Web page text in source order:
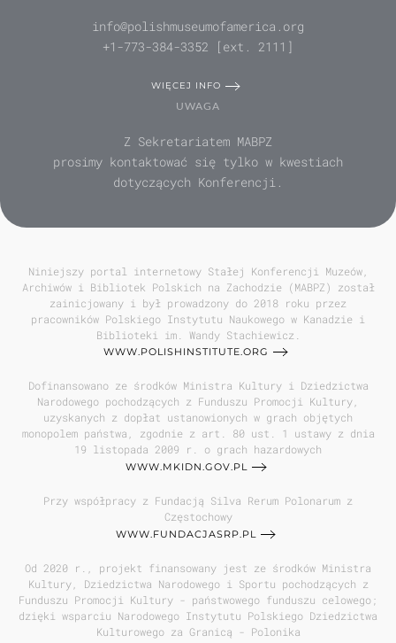
info@polishmuseumofamerica.org
+1-773-384-3352 [ext. 2111]
WIĘCEJ INFO
UWAGA
Z Sekretariatem MABPZ
prosimy kontaktować się tylko w kwestiach
dotyczących Konferencji.
Niniejszy portal internetowy Stałej Konferencji Muzeów,
Archiwów i Bibliotek Polskich na Zachodzie (MABPZ) został
zainicjowany i był prowadzony do 2018 roku przez
pracowników Polskiego Instytutu Naukowego w Kanadzie i
Biblioteki im. Wandy Stachiewicz.
WWW.POLISHINSTITUTE.ORG
Dofinansowano ze środków Ministra Kultury i Dziedzictwa
Narodowego pochodzących z Funduszu Promocji Kultury,
uzyskanych z dopłat ustanowionych w grach objętych
monopolem państwa, zgodnie z art. 80 ust. 1 ustawy z dnia
19 listopada 2009 r. o grach hazardowych
WWW.MKIDN.GOV.PL
Przy współpracy z Fundacją Silva Rerum Polonarum z
Częstochowy
WWW.FUNDACJASRP.PL
Od 2020 r., projekt finansowany jest ze środków Ministra
Kultury, Dziedzictwa Narodowego i Sportu pochodzących z
Funduszu Promocji Kultury - państwowego funduszu celowego;
dzięki wsparciu Narodowego Instytutu Polskiego Dziedzictwa
Kulturowego za Granicą - Polonika